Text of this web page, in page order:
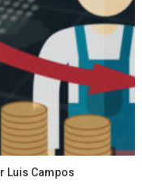
Luis Campos